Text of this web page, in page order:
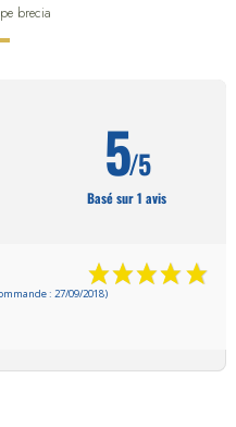
brecia
5/5
Basé sur 1 avis
: 27/09/2018)